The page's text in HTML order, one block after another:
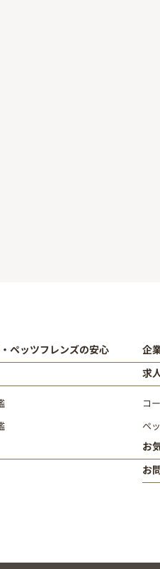
ペッツフレンズの安心
企
求
コ
ペ
お
お